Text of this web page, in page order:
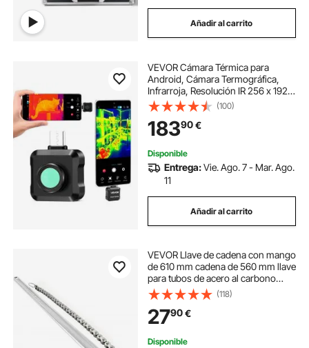
Añadir al carrito
VEVOR Cámara Térmica para
Android, Cámara Termográfica,
Infrarroja, Resolución IR 256 x 192,
Superresolución 512 x 384 TISR, 25
Hz, Rango -20 a 550 °C para HVAC
Fontanería Inspección Eléctrica
Móvil
(100)
18390€
Disponible
Entrega:Vie. Ago. 7 - Mar. Ago.
11
Añadir al carrito
VEVOR Llave de cadena con mango
de 610 mm cadena de 560 mm llave
para tubos de acero al carbono
adecuada para reparación de
tanques de gasolina fontanería
doméstica mantenimiento de
vehículos
(118)
2790€
Disponible